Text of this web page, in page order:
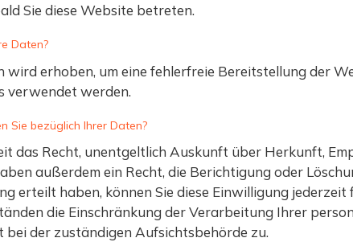
Sie diese Website betreten.
Daten?
wird erhoben, um eine fehlerfreie Bereitstellung der
verwendet werden.
Sie bezüglich Ihrer Daten?
das Recht, unentgeltlich Auskunft über Herkunft,
außerdem ein Recht, die Berichtigung oder
erteilt haben, können Sie diese Einwilligung
die Einschränkung der Verarbeitung Ihrer
bei der zuständigen Aufsichtsbehörde zu.